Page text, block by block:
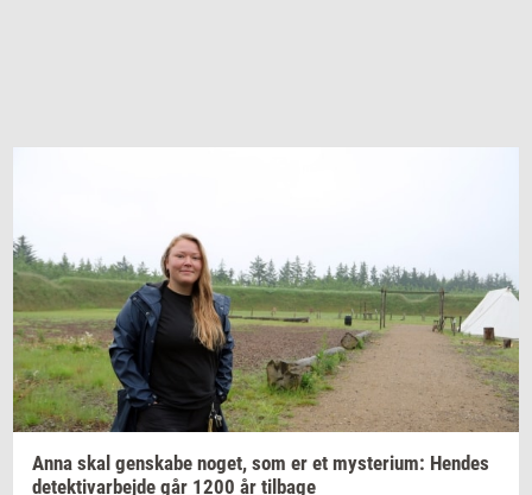
Anna skal gen­ska­be noget, som er et myste­ri­um: Hen­des
de­tek­ti­v­ar­bej­de går 1200 år til­ba­ge